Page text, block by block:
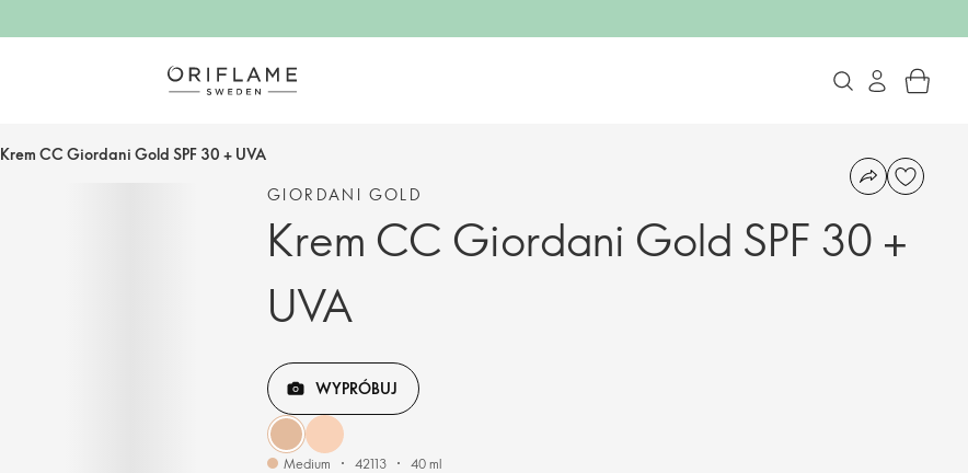
Krem CC Giordani Gold SPF 30 + UVA
GIORDANI GOLD
Krem CC Giordani Gold SPF 30 +
UVA
WYPRÓBUJ
Medium 42113 40 ml